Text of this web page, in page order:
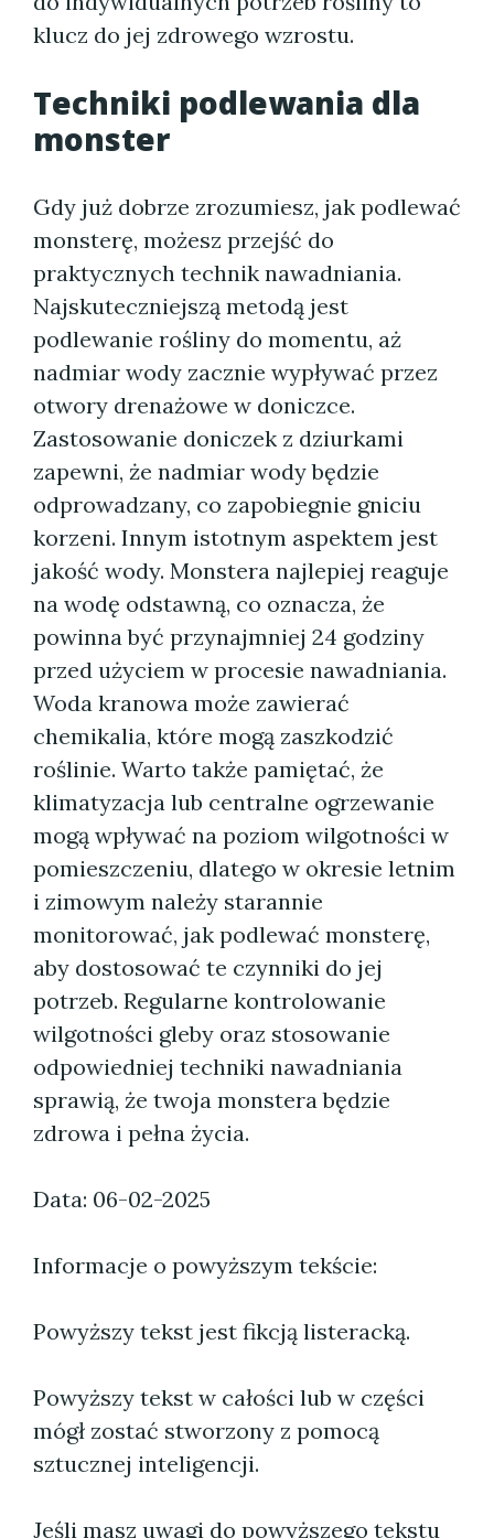
klucz do jej zdrowego wzrostu.
Techniki podlewania dla
monster
Gdy już dobrze zrozumiesz, jak podlewać
monsterę, możesz przejść do
praktycznych technik nawadniania.
Najskuteczniejszą metodą jest
podlewanie rośliny do momentu, aż
nadmiar wody zacznie wypływać przez
otwory drenażowe w doniczce.
Zastosowanie doniczek z dziurkami
zapewni, że nadmiar wody będzie
odprowadzany, co zapobiegnie gniciu
korzeni. Innym istotnym aspektem jest
jakość wody. Monstera najlepiej reaguje
na wodę odstawną, co oznacza, że
powinna być przynajmniej 24 godziny
przed użyciem w procesie nawadniania.
Woda kranowa może zawierać
chemikalia, które mogą zaszkodzić
roślinie. Warto także pamiętać, że
klimatyzacja lub centralne ogrzewanie
mogą wpływać na poziom wilgotności w
pomieszczeniu, dlatego w okresie letnim
i zimowym należy starannie
monitorować, jak podlewać monsterę,
aby dostosować te czynniki do jej
potrzeb. Regularne kontrolowanie
wilgotności gleby oraz stosowanie
odpowiedniej techniki nawadniania
sprawią, że twoja monstera będzie
zdrowa i pełna życia.
Data: 06-02-2025
Informacje o powyższym tekście:
Powyższy tekst jest fikcją listeracką.
Powyższy tekst w całości lub w części
mógł zostać stworzony z pomocą
sztucznej inteligencji.
Jeśli masz uwagi do powyższego tekstu